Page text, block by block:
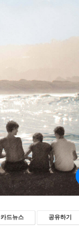
카드뉴스 공유하기